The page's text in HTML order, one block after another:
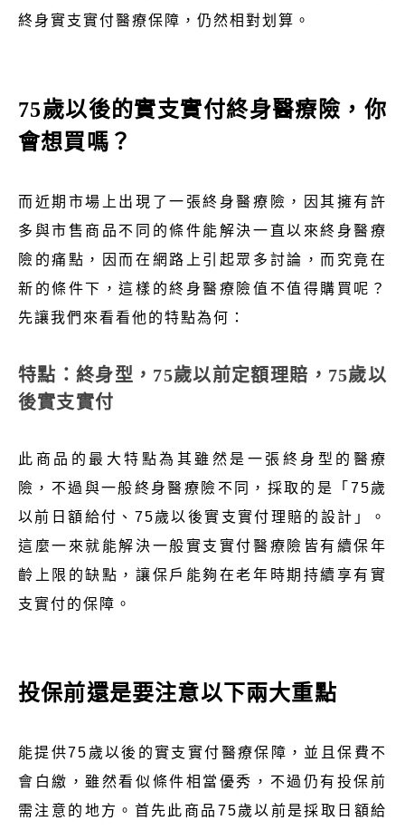
終身實支實付醫療保障，仍然相對划算。
75歲以後的實支實付終身醫療險，你
會想買嗎？
而近期市場上出現了一張終身醫療險，因其擁有許
多與市售商品不同的條件能解決一直以來終身醫療
險的痛點，因而在網路上引起眾多討論，而究竟在
新的條件下，這樣的終身醫療險值不值得購買呢？
先讓我們來看看他的特點為何：
特點：終身型，75歲以前定額理賠，75歲以
後實支實付
此商品的最大特點為其雖然是一張終身型的醫療
險，不過與一般終身醫療險不同，採取的是「75歲
以前日額給付、75歲以後實支實付理賠的設計」。
這麼一來就能解決一般實支實付醫療險皆有續保年
齡上限的缺點，讓保戶能夠在老年時期持續享有實
支實付的保障。
投保前還是要注意以下兩大重點
能提供75歲以後的實支實付醫療保障，並且保費不
會白繳，雖然看似條件相當優秀，不過仍有投保前
需注意的地方。首先此商品75歲以前是採取日額給